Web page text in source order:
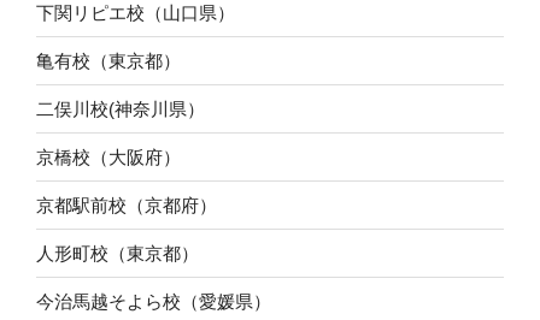
下関リピエ校（山口県）
亀有校（東京都）
二俣川校(神奈川県）
京橋校（大阪府）
京都駅前校（京都府）
人形町校（東京都）
今治馬越そよら校（愛媛県）